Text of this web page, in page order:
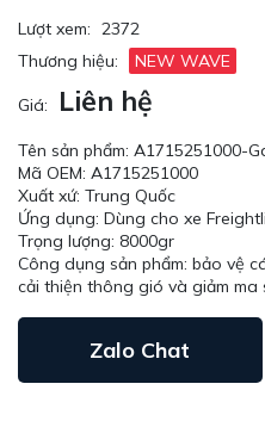
Lượt xem: 2372
Thương hiệu:
NEW WAVE
Giá: Liên hệ
Tên sản phẩm: A1715251000-
Mã OEM: A1715251000
Xuất xứ: Trung Quốc
Ứng dụng: Dùng cho xe
Trọng lượng: 8000gr
Công dụng sản phẩm: bảo vệ
cải thiện thông gió và giảm ma
Zalo Chat